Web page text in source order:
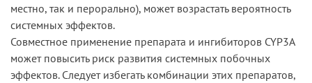
местно, так и перорально), может возрастать вероятность
системных эффектов.
Совместное применение препарата и ингибиторов CYP3A
может повысить риск развития системных побочных
эффектов. Следует избегать комбинации этих препаратов,